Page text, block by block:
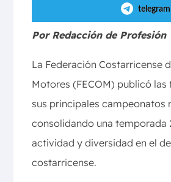
telegram
Por Redacción de Profesión
La Federación Costarricense
Motores (FECOM) publicó
sus principales campeonatos
consolidando una temporada
actividad y diversidad en el
costarricense.